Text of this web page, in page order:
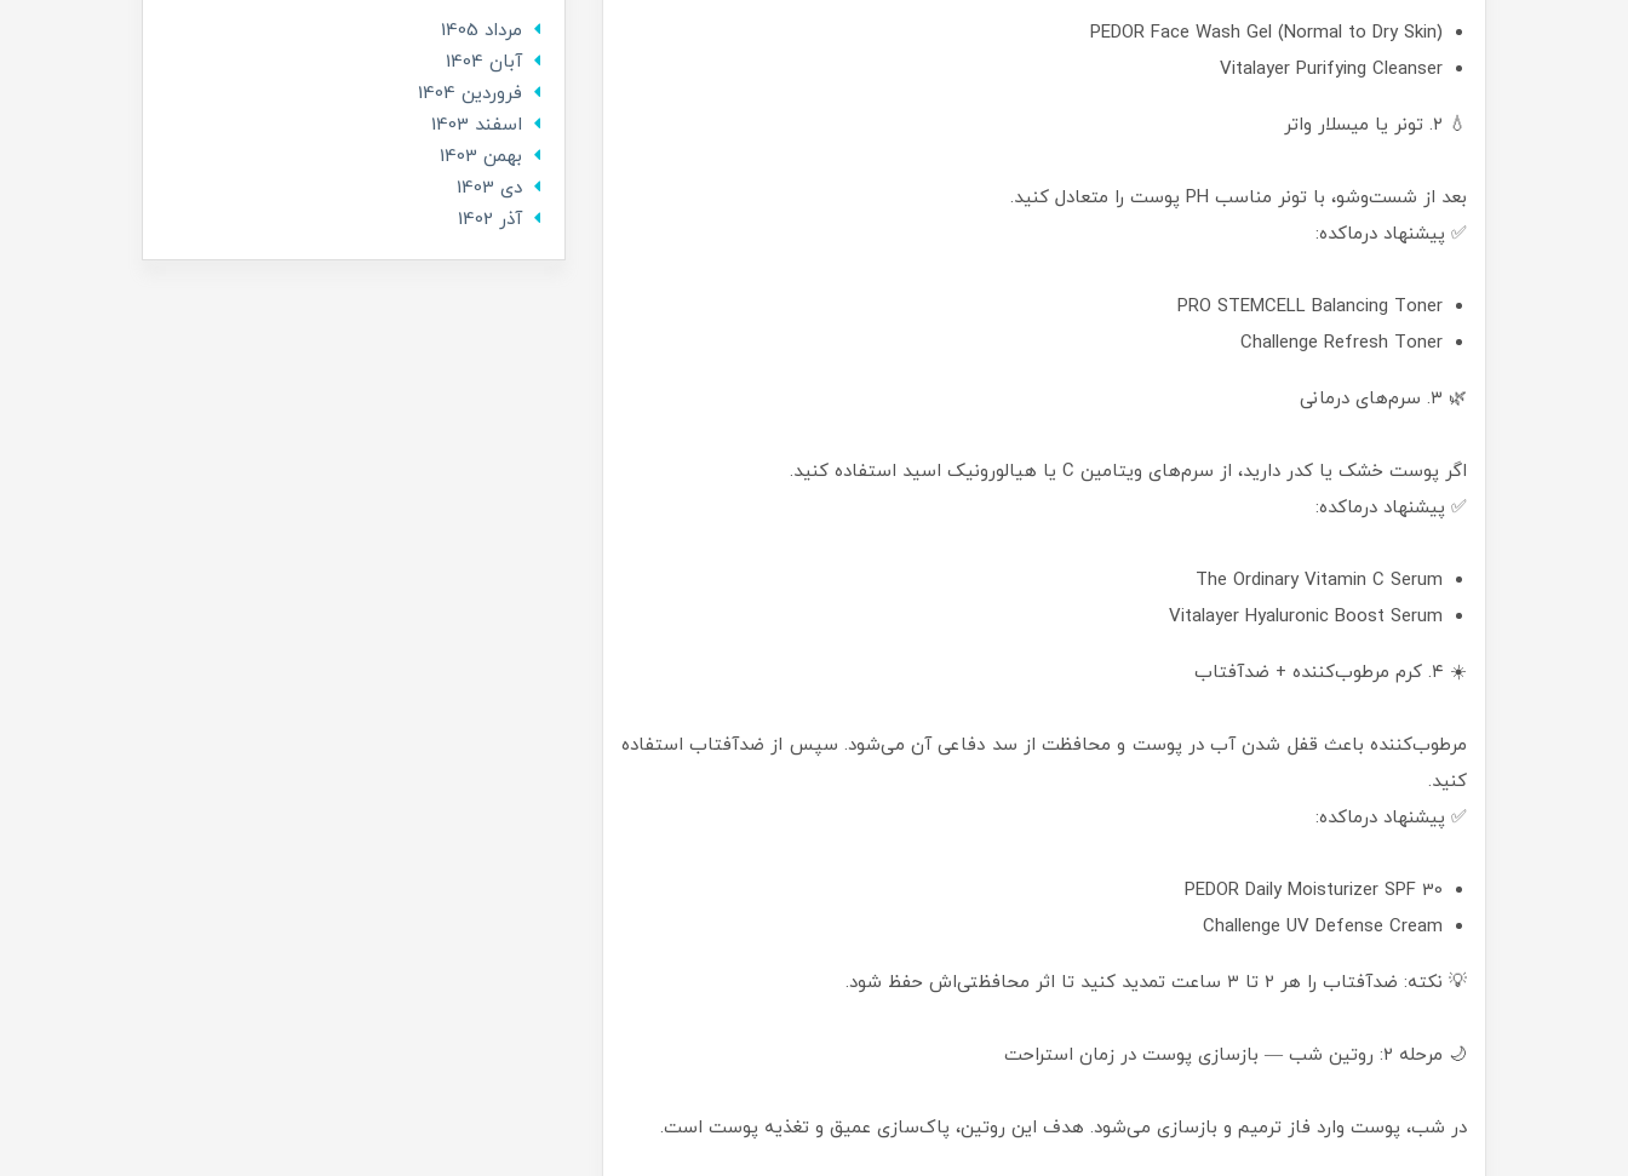
PEDOR Face Wash Gel (Normal to Dry Skin)
Vitalayer Purifying Cleanser
💧 ۲. تونر یا میسلار واتر
بعد از شست‌وشو، با تونر مناسب PH پوست را متعادل کنید.
✅ پیشنهاد درماکده:
PRO STEMCELL Balancing Toner
Challenge Refresh Toner
🌿 ۳. سرم‌های درمانی
اگر پوست خشک یا کدر دارید، از سرم‌های ویتامین C یا هیالورونیک اسید استفاده کنید.
✅ پیشنهاد درماکده:
The Ordinary Vitamin C Serum
Vitalayer Hyaluronic Boost Serum
☀️ ۴. کرم مرطوب‌کننده + ضدآفتاب
مرطوب‌کننده باعث قفل شدن آب در پوست و محافظت از سد دفاعی آن می‌شود. سپس از ضدآفتاب استفاده
کنید.
✅ پیشنهاد درماکده:
PEDOR Daily Moisturizer SPF 30
Challenge UV Defense Cream
💡 نکته: ضدآفتاب را هر ۲ تا ۳ ساعت تمدید کنید تا اثر محافظتی‌اش حفظ شود.
🌙 مرحله ۲: روتین شب — بازسازی پوست در زمان استراحت
در شب، پوست وارد فاز ترمیم و بازسازی می‌شود. هدف این روتین، پاک‌سازی عمیق و تغذیه پوست است.
مرداد 1405
آبان 1404
فروردین 1404
اسفند 1403
بهمن 1403
دی 1403
آذر 1402